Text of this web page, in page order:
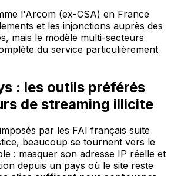
l'Arcom (ex-CSA) en France
et les injonctions auprès des
mais le modèle multi-secteurs
du service particulièrement
: les outils préférés
de streaming illicite
par les FAI français suite
beaucoup se tournent vers le
: masquer son adresse IP réelle et
depuis un pays où le site reste